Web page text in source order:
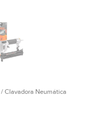
/ Clavadora Neumática